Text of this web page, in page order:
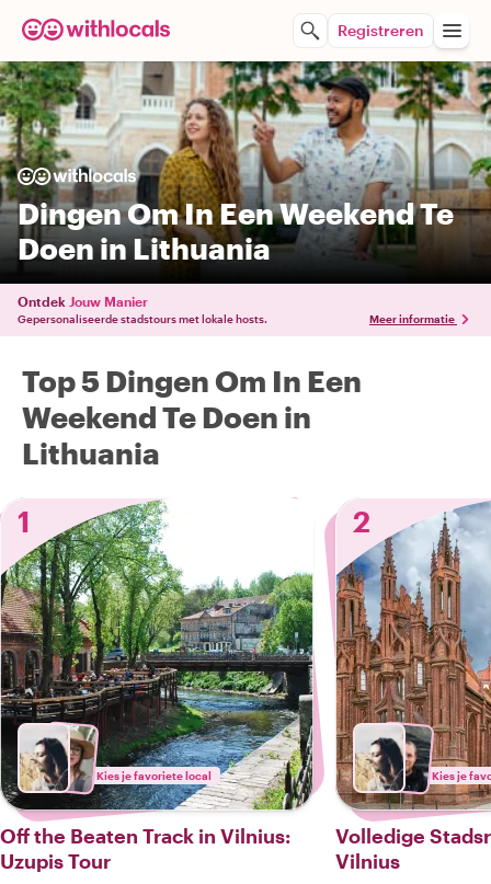
Registreren
Dingen Om In Een Weekend Te
Doen in Lithuania
Ontdek Jouw Manier
Gepersonaliseerde stadstours met lokale hosts. Meer informatie
Top 5 Dingen Om In Een
Weekend Te Doen in
Lithuania
1
Kies je favoriete local
Off the Beaten Track in Vilnius:
Uzupis Tour
2
Kies je
Volledige
Vilnius